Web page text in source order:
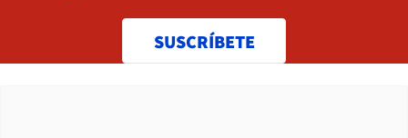
SUSCRÍBETE